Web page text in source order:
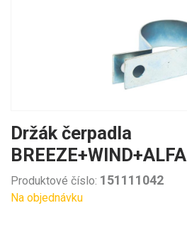
Držák čerpadla
BREEZE+WIND+ALFA
Produktové číslo: 151111042
Na objednávku